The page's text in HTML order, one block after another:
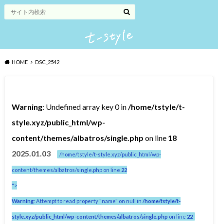
HOME DSC_2542
Warning: Undefined array key 0 in/home/tstyle/t-
style.xyz/public_html/wp-
content/themes/albatros/single.php on line 18
2025.01.03
/home/tstyle/t-style.xyz/public_html/wp-
content/themes/albatros/single.php on line 22
">
Warning: Attempt to read property "name" on null in/home/tstyle/t-
style.xyz/public_html/wp-content/themes/albatros/single.php on line 22